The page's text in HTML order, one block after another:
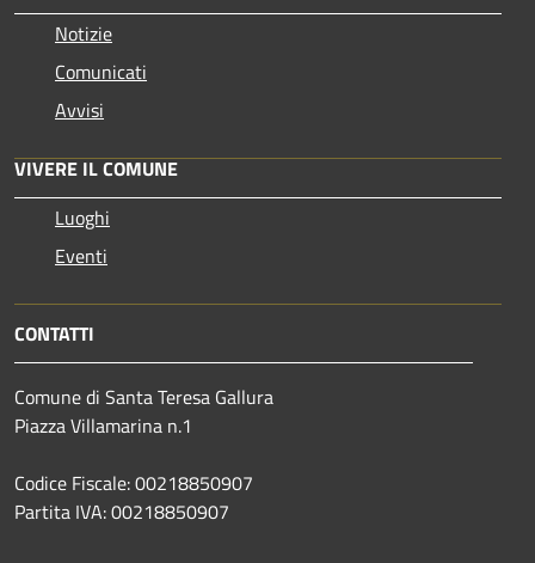
Notizie
Comunicati
Avvisi
VIVERE IL COMUNE
Luoghi
Eventi
CONTATTI
Comune di Santa Teresa Gallura
Piazza Villamarina n.1
Codice Fiscale: 00218850907
Partita IVA: 00218850907